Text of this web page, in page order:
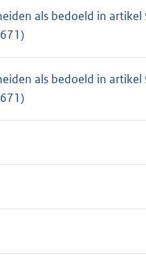
als bedoeld in artikel
als bedoeld in artikel